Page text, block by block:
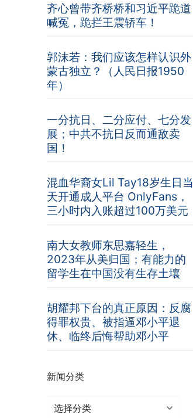
齐心曾带齐桥桥和习近平跪道
喊冤，跪拦王震轿车！
郭沫若：我们应该怎样认识外
蒙古独立？（人民日报1950
年）
一分抗日、二分应付、七分发
展；中共不抗日反而通敌卖
国！
混血华裔女Lil Tay18岁生日当
天开通成人平台 OnlyFans，
三小时内入账超过100万美元
南大女教师东思嘉轻生，
2023年从美归国；有能力的
留学生在中国没有生存土壤
胡耀邦下台的真正原因：反腐
得罪权贵、被指逼邓小平退
休、临终后悔帮助邓小平
新闻分类
新